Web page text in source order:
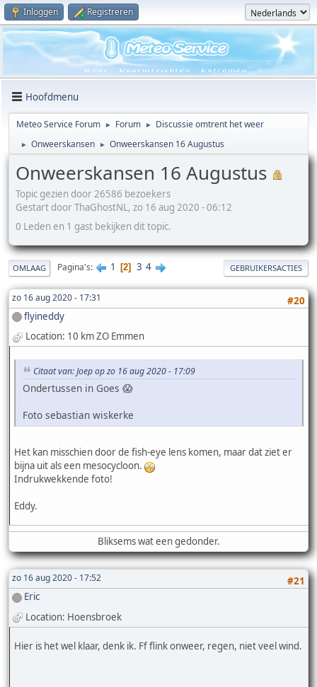
Inloggen Registreren
Hoofdmenu
Meteo Service Forum ► Forum ► Discussie omtrent het weer
► Onweerskansen ► Onweerskansen 16 Augustus
Onweerskansen 16 Augustus
Topic gezien door 26586 bezoekers
Gestart door ThaGhostNL, zo 16 aug 2020 - 06:12
0 Leden en 1 gast bekijken dit topic.
OMLAAG Pagina's 1 2 3 4 GEBRUIKERSACTIES
zo 16 aug 2020 - 17:31
#20
flyineddy
Location: 10 km ZO Emmen
Citaat van: Joep op zo 16 aug 2020 - 17:09
Ondertussen in Goes 😱
Foto sebastian wiskerke
Het kan misschien door de fish-eye lens komen, maar dat ziet er
bijna uit als een mesocycloon.
Indrukwekkende foto!
Eddy.
Bliksems wat een gedonder.
zo 16 aug 2020 - 17:52
#21
Eric
Location: Hoensbroek
Hier is het wel klaar, denk ik. Ff flink onweer, regen, niet veel wind.